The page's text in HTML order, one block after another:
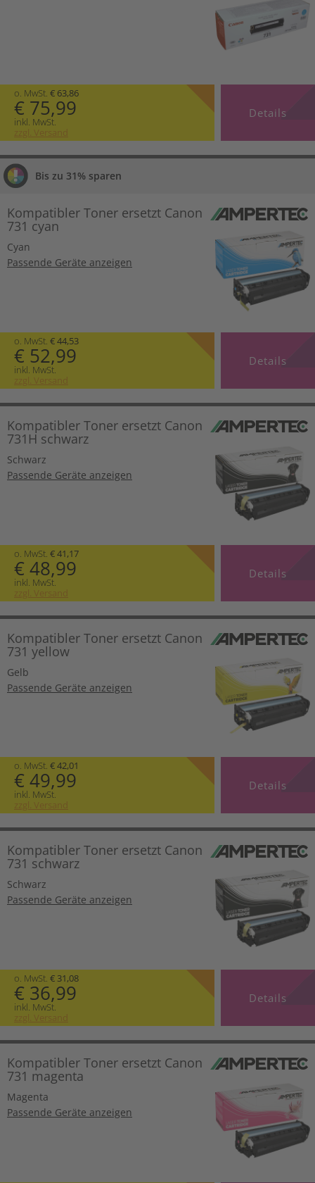
o. MwSt. € 63,86
€ 75,99
inkl. MwSt.
zzgl. Versand
Details
Bis zu 31% sparen
Kompatibler Toner ersetzt Canon
731 cyan
Cyan
Passende Geräte anzeigen
o. MwSt. € 44,53
€ 52,99
inkl. MwSt.
zzgl. Versand
Details
Kompatibler Toner ersetzt Canon
731H schwarz
Schwarz
Passende Geräte anzeigen
o. MwSt. € 41,17
€ 48,99
inkl. MwSt.
zzgl. Versand
Details
Kompatibler Toner ersetzt Canon
731 yellow
Gelb
Passende Geräte anzeigen
o. MwSt. € 42,01
€ 49,99
inkl. MwSt.
zzgl. Versand
Details
Kompatibler Toner ersetzt Canon
731 schwarz
Schwarz
Passende Geräte anzeigen
o. MwSt. € 31,08
€ 36,99
inkl. MwSt.
zzgl. Versand
Details
Kompatibler Toner ersetzt Canon
731 magenta
Magenta
Passende Geräte anzeigen